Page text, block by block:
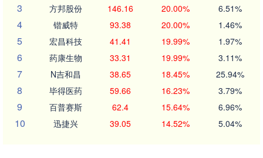
3 方邦股份 146.16 20.00% 6.51%
4 锴威特 93.38 20.00% 1.46%
5 宏昌科技 41.41 19.99% 1.97%
6 药康生物 33.31 19.99% 3.11%
7 N吉和昌 38.65 18.45% 25.94%
8 毕得医药 59.66 16.23% 3.79%
9 百普赛斯 62.4 15.64% 6.96%
10 迅捷兴 39.05 14.52% 5.04%